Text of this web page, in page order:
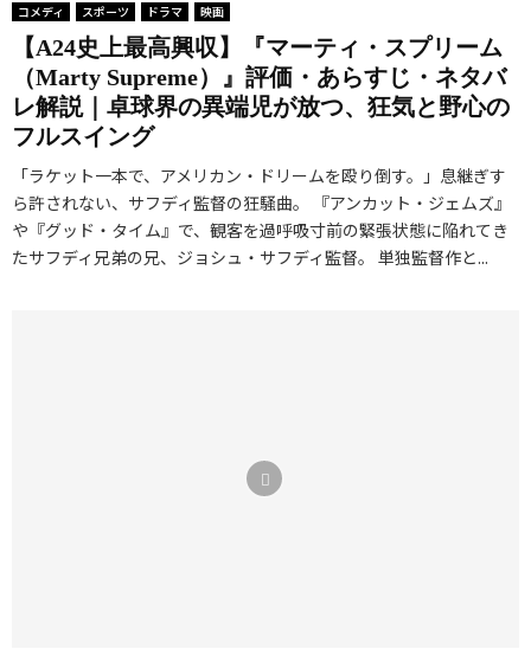
コメディ スポーツ ドラマ 映画
【A24史上最高興収】『マーティ・スプリーム
（Marty Supreme）』評価・あらすじ・ネタバ
レ解説｜卓球界の異端児が放つ、狂気と野心の
フルスイング
「ラケット一本で、アメリカン・ドリームを殴り倒す。」息継ぎす
ら許されない、サフディ監督の狂騒曲。 『アンカット・ジェムズ』
や『グッド・タイム』で、観客を過呼吸寸前の緊張状態に陥れてき
たサフディ兄弟の兄、ジョシュ・サフディ監督。 単独監督作と...